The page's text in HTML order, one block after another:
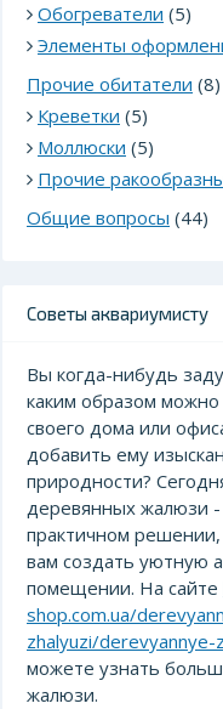
Обогреватели (5)
Элементы
Прочие обитатели (8)
Креветки (5)
Моллюски (5)
Прочие
Общие вопросы (44)
Советы аквариумисту
Вы когда-нибудь
каким образом
своего дома или
добавить ему
природности?
деревянных жалюзи -
практичном
вам создать уютную
помещении. На сайте
shop.com.ua/
zhalyuzi/
можете узнать
жалюзи.